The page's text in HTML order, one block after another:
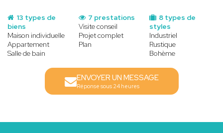
13 types de
biens
Maison individuelle
Appartement
Salle de bain
8 types de
styles
Industriel
Rustique
Bohème
7 prestations
Visite conseil
Projet complet
Plan
ENVOYER UN MESSAGE
Réponse sous 24 heures